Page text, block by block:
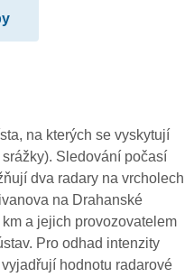
na kterých se vyskytují
srážky). Sledování počasí
dva radary na vrcholech
na Drahanské
a jejich provozovatelem
Pro odhad intenzity
hodnotu radarové